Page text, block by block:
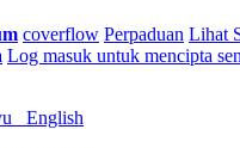
coverflow Perpaduan Lihat
Log masuk untuk mencipta
English